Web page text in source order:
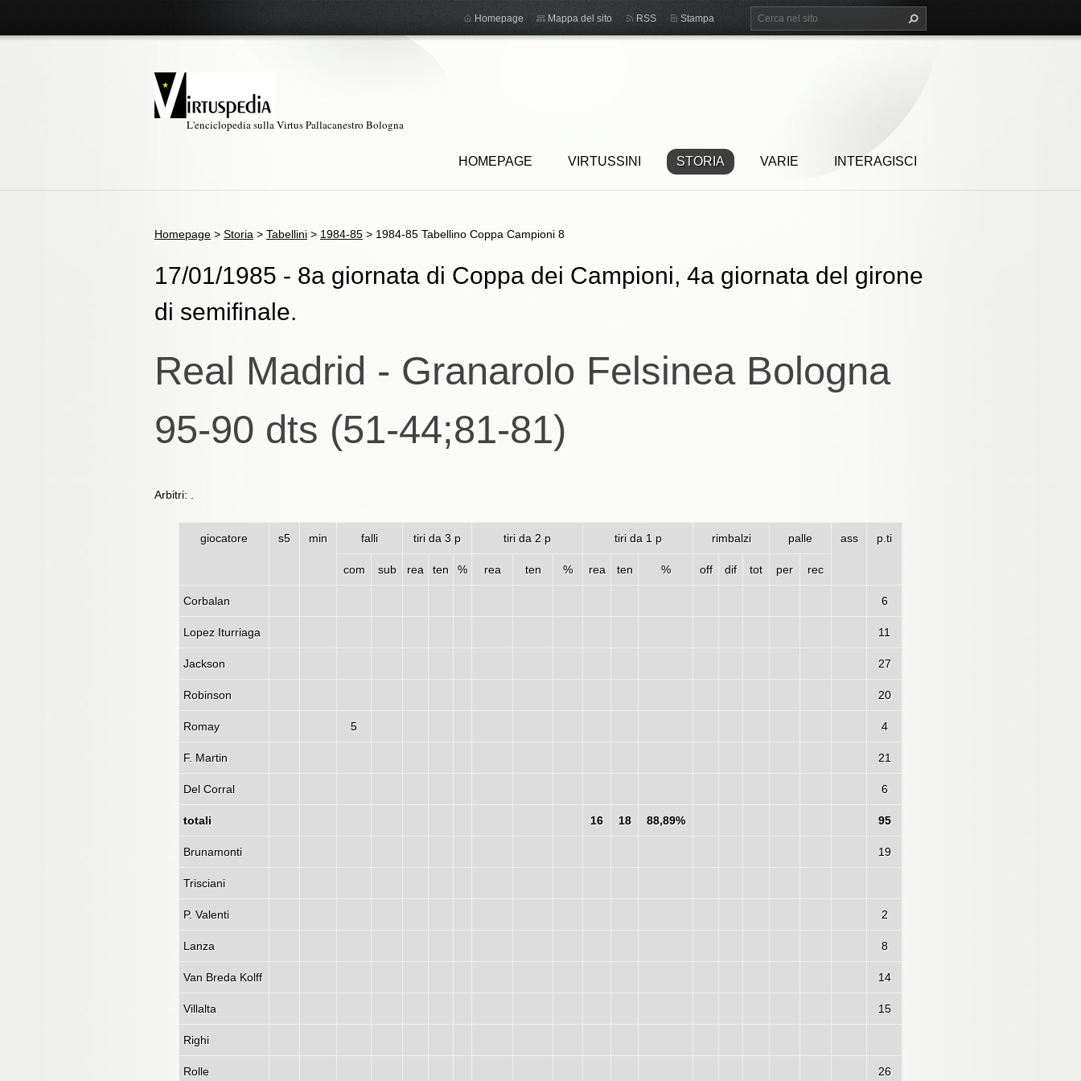
L'enciclopedia sulla Virtus Pallacanestro Bologna
HOMEPAGE VIRTUSSINI STORIA VARIE INTERAGISCI
Homepage Mappa del sito RSS Stampa
Homepage > Storia > Tabellini > 1984-85 > 1984-85 Tabellino Coppa Campioni 8
17/01/1985 - 8a giornata di Coppa dei Campioni, 4a giornata del girone
di semifinale.
Real Madrid - Granarolo Felsinea Bologna
95-90 dts (51-44;81-81)
Arbitri: .
giocatore s5 min falli tiri da 3 p tiri da 2 p tiri da 1 p rimbalzi palle ass p.ti
com sub rea ten % rea ten % rea ten % off dif tot per rec
Corbalan 6
Lopez Iturriaga 11
Jackson 27
Robinson 20
Romay 5 4
F. Martin 21
Del Corral 6
totali 16 18 88,89% 95
Brunamonti 19
Trisciani
P. Valenti 2
Lanza 8
Van Breda Kolff 14
Villalta 15
Righi
Rolle 26